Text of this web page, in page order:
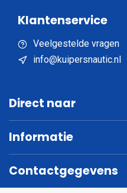
Klantenservice
Veelgestelde vragen
info@kuipersnautic.nl
Direct naar
Informatie
Contactgegevens